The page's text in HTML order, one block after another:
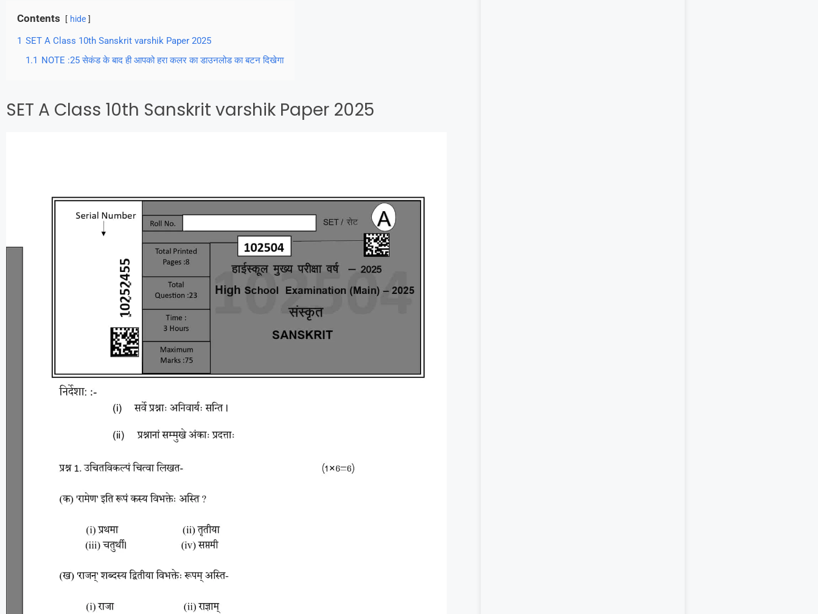
Contents hide
1 SET A Class 10th Sanskrit varshik Paper 2025
1.1 NOTE :25 सेकंड के बाद ही आपको हरा कलर का डाउनलोड का बटन दिखेगा
SET A Class 10th Sanskrit varshik Paper 2025